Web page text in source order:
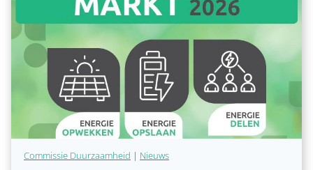
Lees verder
e
n
i
Commissie Duurzaamheid | Nieuws